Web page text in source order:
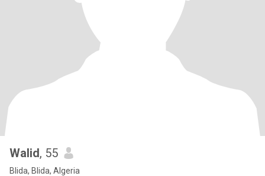
Walid, 55
Blida, Blida, Algeria